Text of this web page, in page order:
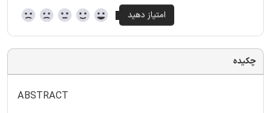
چکیده
ABSTRACT